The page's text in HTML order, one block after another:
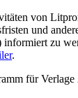
von
und
zu
.
für Verlage